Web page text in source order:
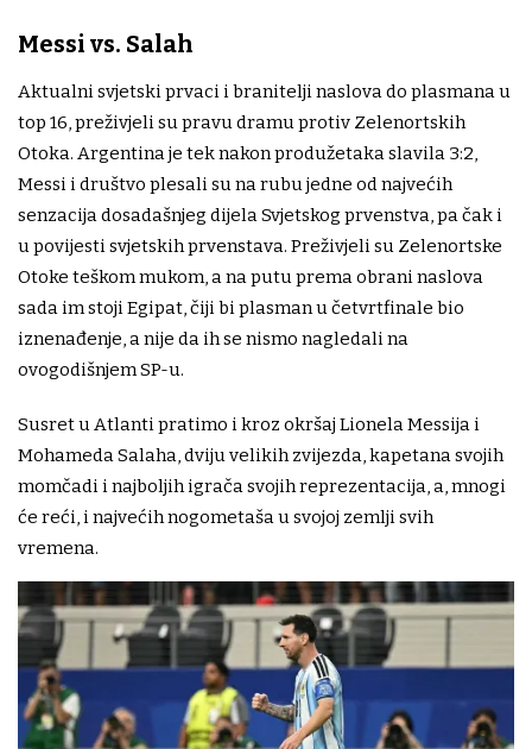
Messi vs. Salah
Aktualni svjetski prvaci i branitelji naslova do plasmana u
top 16, preživjeli su pravu dramu protiv Zelenortskih
Otoka. Argentina je tek nakon produžetaka slavila 3:2,
Messi i društvo plesali su na rubu jedne od najvećih
senzacija dosadašnjeg dijela Svjetskog prvenstva, pa čak i
u povijesti svjetskih prvenstava. Preživjeli su Zelenortske
Otoke teškom mukom, a na putu prema obrani naslova
sada im stoji Egipat, čiji bi plasman u četvrtfinale bio
iznenađenje, a nije da ih se nismo nagledali na
ovogodišnjem SP-u.
Susret u Atlanti pratimo i kroz okršaj Lionela Messija i
Mohameda Salaha, dviju velikih zvijezda, kapetana svojih
momčadi i najboljih igrača svojih reprezentacija, a, mnogi
će reći, i najvećih nogometaša u svojoj zemlji svih
vremena.